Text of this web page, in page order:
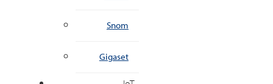
Snom
Gigaset